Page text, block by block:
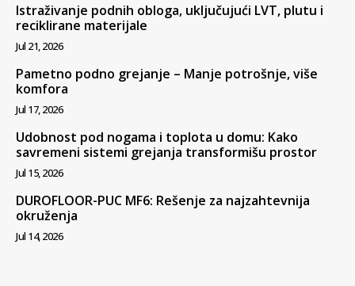
Istraživanje podnih obloga, uključujući LVT, plutu i
reciklirane materijale
Jul 21, 2026
Pametno podno grejanje – Manje potrošnje, više
komfora
Jul 17, 2026
Udobnost pod nogama i toplota u domu: Kako
savremeni sistemi grejanja transformišu prostor
Jul 15, 2026
DUROFLOOR-PUC MF6: Rešenje za najzahtevnija
okruženja
Jul 14, 2026